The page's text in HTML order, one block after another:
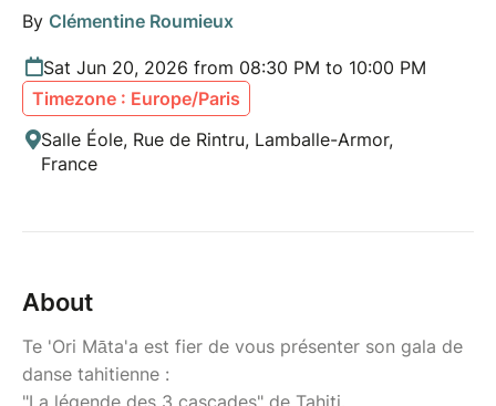
By Clémentine Roumieux
Sat Jun 20, 2026 from 08:30 PM to 10:00 PM
Timezone : Europe/Paris
Salle Éole, Rue de Rintru, Lamballe-Armor,
France
About
Te 'Ori Māta'a est fier de vous présenter son gala de
danse tahitienne :
"La légende des 3 cascades" de Tahiti.